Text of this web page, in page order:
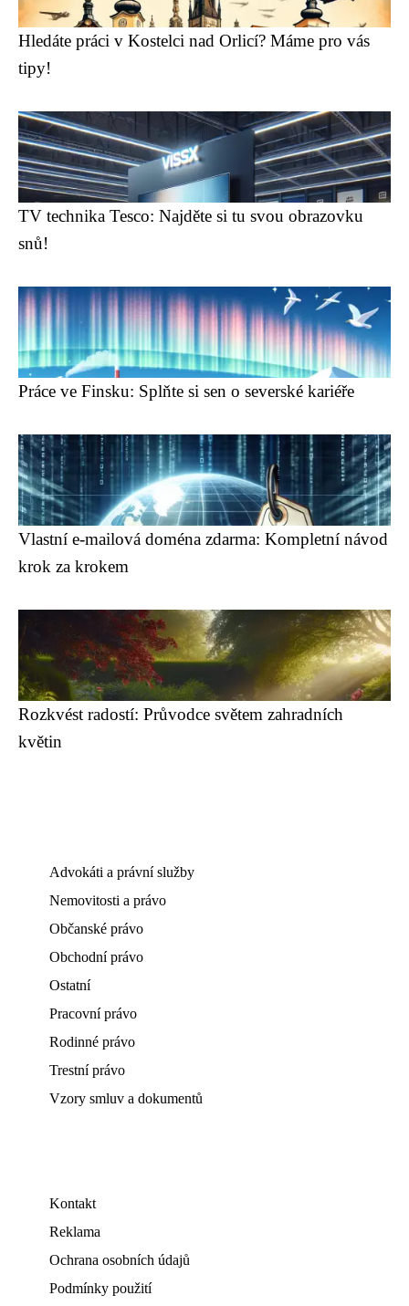
Hledáte práci v Kostelci nad Orlicí? Máme pro vás
tipy!
TV technika Tesco: Najděte si tu svou obrazovku
snů!
Práce ve Finsku: Splňte si sen o severské kariéře
Vlastní e-mailová doména zdarma: Kompletní návod
krok za krokem
Rozkvést radostí: Průvodce světem zahradních
květin
Advokáti a právní služby
Nemovitosti a právo
Občanské právo
Obchodní právo
Ostatní
Pracovní právo
Rodinné právo
Trestní právo
Vzory smluv a dokumentů
Kontakt
Reklama
Ochrana osobních údajů
Podmínky použití